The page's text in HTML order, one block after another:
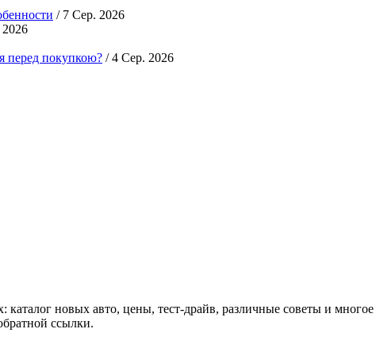
/ 7 Сер. 2026
перед покупкою? / 4 Сер. 2026
каталог новых авто, цены, тест-драйв, различные советы и многое
ссылки.